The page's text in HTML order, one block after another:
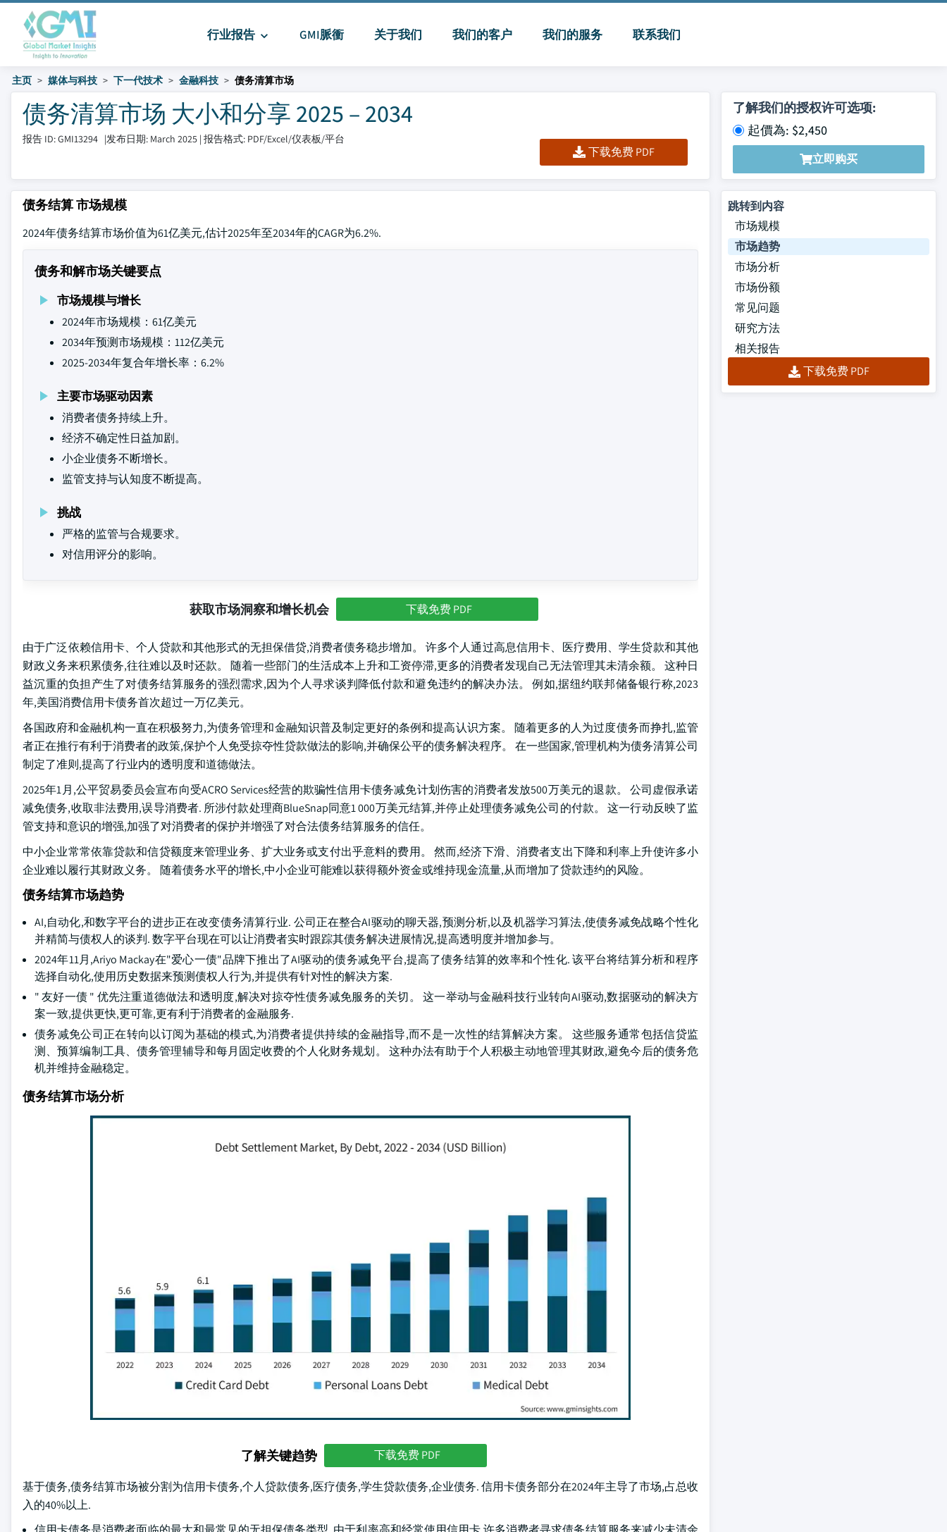
行业报告 GMI脈衝 关于我们 我们的客户 我们的服务 联系我们
主页 媒体与科技 下一代技术 金融科技 债务清算市场
债务清算市场 大小和分享 2025 – 2034
报告 ID: GMI13294 |发布日期: March 2025 | 报告格式: PDF/Excel/仪表板/平台
下载免费 PDF
了解我们的授权许可选项:
起價為: $2,450
立即购买
债务结算 市场规模
2024年债务结算市场价值为61亿美元,估计2025年至2034年的CAGR为6.2%.
债务和解市场关键要点
市场规模与增长
2024年市场规模：61亿美元
2034年预测市场规模：112亿美元
2025-2034年复合年增长率：6.2%
主要市场驱动因素
消费者债务持续上升。
经济不确定性日益加剧。
小企业债务不断增长。
监管支持与认知度不断提高。
挑战
严格的监管与合规要求。
对信用评分的影响。
获取市场洞察和增长机会 下载免费 PDF
由于广泛依赖信用卡、个人贷款和其他形式的无担保借贷,消费者债务稳步增加。 许多个人通过高息信用卡、医疗费用、学生贷款和其他
财政义务来积累债务,往往难以及时还款。 随着一些部门的生活成本上升和工资停滞,更多的消费者发现自己无法管理其未清余额。 这种日
益沉重的负担产生了对债务结算服务的强烈需求,因为个人寻求谈判降低付款和避免违约的解决办法。 例如,据纽约联邦储备银行称,2023
年,美国消费信用卡债务首次超过一万亿美元。
各国政府和金融机构一直在积极努力,为债务管理和金融知识普及制定更好的条例和提高认识方案。 随着更多的人为过度债务而挣扎,监管
者正在推行有利于消费者的政策,保护个人免受掠夺性贷款做法的影响,并确保公平的债务解决程序。 在一些国家,管理机构为债务清算公司
制定了准则,提高了行业内的透明度和道德做法。
2025年1月,公平贸易委员会宣布向受ACRO Services经营的欺骗性信用卡债务减免计划伤害的消费者发放500万美元的退款。 公司虚假承诺
减免债务,收取非法费用,误导消费者. 所涉付款处理商BlueSnap同意1 000万美元结算,并停止处理债务减免公司的付款。 这一行动反映了监
管支持和意识的增强,加强了对消费者的保护并增强了对合法债务结算服务的信任。
中小企业常常依靠贷款和信贷额度来管理业务、扩大业务或支付出乎意料的费用。 然而,经济下滑、消费者支出下降和利率上升使许多小
企业难以履行其财政义务。 随着债务水平的增长,中小企业可能难以获得额外资金或维持现金流量,从而增加了贷款违约的风险。
债务结算市场趋势
AI,自动化,和数字平台的进步正在改变债务清算行业. 公司正在整合AI驱动的聊天器,预测分析,以及机器学习算法,使债务减免战略个性化
并精简与债权人的谈判. 数字平台现在可以让消费者实时跟踪其债务解决进展情况,提高透明度并增加参与。
2024年11月,Ariyo Mackay在"爱心一债"品牌下推出了AI驱动的债务减免平台,提高了债务结算的效率和个性化. 该平台将结算分析和程序
选择自动化,使用历史数据来预测债权人行为,并提供有针对性的解决方案.
" 友好一债 " 优先注重道德做法和透明度,解决对掠夺性债务减免服务的关切。 这一举动与金融科技行业转向AI驱动,数据驱动的解决方
案一致,提供更快,更可靠,更有利于消费者的金融服务.
债务减免公司正在转向以订阅为基础的模式,为消费者提供持续的金融指导,而不是一次性的结算解决方案。 这些服务通常包括信贷监
测、预算编制工具、债务管理辅导和每月固定收费的个人化财务规划。 这种办法有助于个人积极主动地管理其财政,避免今后的债务危
机并维持金融稳定。
债务结算市场分析
了解关键趋势 下载免费 PDF
基于债务,债务结算市场被分割为信用卡债务,个人贷款债务,医疗债务,学生贷款债务,企业债务. 信用卡债务部分在2024年主导了市场,占总收
入的40%以上.
跳转到内容
市场规模
市场趋势
市场分析
市场份额
常见问题
研究方法
相关报告
下载免费 PDF